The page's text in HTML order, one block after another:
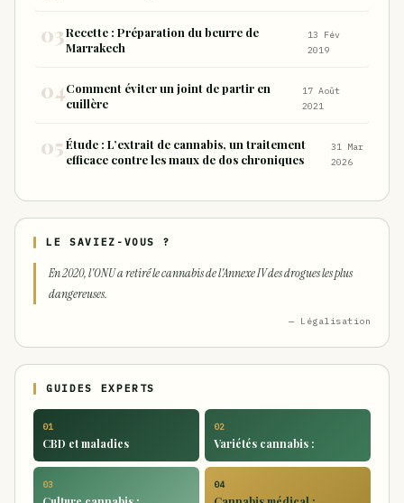
Recette : Préparation du beurre de
Marrakech
13 Fév
2019
Comment éviter un joint de partir en
cuillère
17 Août
2021
Étude : L’extrait de cannabis, un traitement
efficace contre les maux de dos chroniques
31 Mar
2026
LE SAVIEZ-VOUS ?
En 2020, l'ONU a retiré le cannabis de l'Annexe IV des drogues les plus
dangereuses.
— Légalisation
GUIDES EXPERTS
01
CBD et maladies
02
Variétés cannabis :
03 04